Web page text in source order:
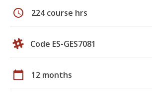
schedule 224 course hrs
Code ES-GES7081
calendar_today 12 months